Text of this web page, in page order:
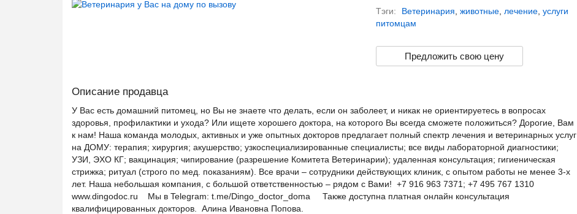
Тэги: Ветеринария животные лечение услуги
питомцам
Предложить свою цену
Описание продавца
У Вас есть домашний питомец, но Вы не знаете что делать, если он заболеет, и никак не ориентируетесь в вопросах
здоровья, профилактики и ухода? Или ищете хорошего доктора, на которого Вы всегда сможете положиться? Дорогие, Вам
к нам! Наша команда молодых, активных и уже опытных докторов предлагает полный спектр лечения и ветеринарных услуг
на ДОМУ: терапия; хирургия; акушерство; узкоспециализированные специалисты; все виды лабораторной диагностики;
УЗИ, ЭХО КГ; вакцинация; чипирование (разрешение Комитета Ветеринарии); удаленная консультация; гигиеническая
стрижка; ритуал (строго по мед. показаниям). Все врачи – сотрудники действующих клиник, с опытом работы не менее 3-х
лет. Наша небольшая компания, с большой ответственностью – рядом с Вами! +7 916 963 7371; +7 495 767 1310
www.dingodoc.ru Мы в Telegram: t.me/Dingo_doctor_doma Также доступна платная онлайн консультация
квалифицированных докторов. Алина Ивановна Попова.